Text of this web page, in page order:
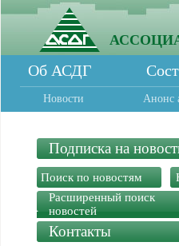
Об АСДГ
Новости Анонс
Подписка на
Расширенный поиск
новостей
Контакты